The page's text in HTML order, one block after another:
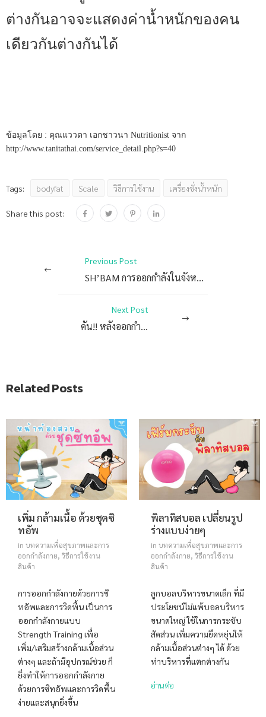
ต่างกันอาจจะแสดงค่าน้ำหนักของคน
เดียวกันต่างกันได้
ข้อมูลโดย : คุณแววตา เอกชาวนา Nutritionist จาก
http://www.tanitathai.com/service_detail.php?s=40
Tags: bodyfat Scale วิธีการใช้งาน เครื่องชั่งน้ำหนัก
Share this post:
Previous Post
SH’BAM การออกกำลังในจังหวะสุดมันส์
Next Post
คัน!! หลังออกกำลังกาย
Related Posts
เพิ่ม กล้ามเนื้อ ด้วยชุดซิ
ทอัพ
in บทความเพื่อสุขภาพและการ
ออกกำลังกาย, วิธีการใช้งาน
สินค้า
การออกกำลังกายด้วยการซิ
ทอัพและการวิดพื้น เป็นการ
ออกกำลังกายแบบ
Strength Training เพื่อ
เพิ่ม/เสริมสร้างกล้ามเนื้อส่วน
ต่างๆ และถ้ามีอุปกรณ์ช่วย ก็
ยิ่งทำให้การออกกำลังกาย
ด้วยการซิทอัพและการวิดพื้น
ง่ายและสนุกยิ่งขึ้น
พิลาทิสบอล เปลี่ยนรูป
ร่างแบบง่ายๆ
in บทความเพื่อสุขภาพและการ
ออกกำลังกาย, วิธีการใช้งาน
สินค้า
ลูกบอลบริหารขนาดเล็ก ที่มี
ประโยชน์ไม่แพ้บอลบริหาร
ขนาดใหญ่ ใช้ในการกระชับ
สัดส่วน เพิ่มความยืดหยุ่นให้
กล้ามเนื้อส่วนต่างๆ ได้ ด้วย
ท่าบริหารที่แตกต่างกัน
อ่านต่อ